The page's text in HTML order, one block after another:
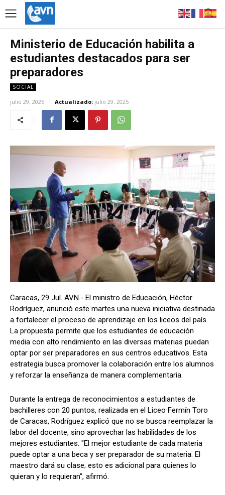
Ministerio de Educación habilita a
estudiantes destacados para ser
preparadores
SOCIAL
julio 29, 2025 Actualizado: julio 29, 2025
Caracas, 29 Jul. AVN.- El ministro de Educación, Héctor
Rodríguez, anunció este martes una nueva iniciativa destinada
a fortalecer el proceso de aprendizaje en los liceos del país.
La propuesta permite que los estudiantes de educación
media con alto rendimiento en las diversas materias puedan
optar por ser preparadores en sus centros educativos. Esta
estrategia busca promover la colaboración entre los alumnos
y reforzar la enseñanza de manera complementaria.
Durante la entrega de reconocimientos a estudiantes de
bachilleres con 20 puntos, realizada en el Liceo Fermín Toro
de Caracas, Rodríguez explicó que no se busca reemplazar la
labor del docente, sino aprovechar las habilidades de los
mejores estudiantes. "El mejor estudiante de cada materia
puede optar a una beca y ser preparador de su materia. El
maestro dará su clase; esto es adicional para quienes lo
quieran y lo requieran", afirmó.